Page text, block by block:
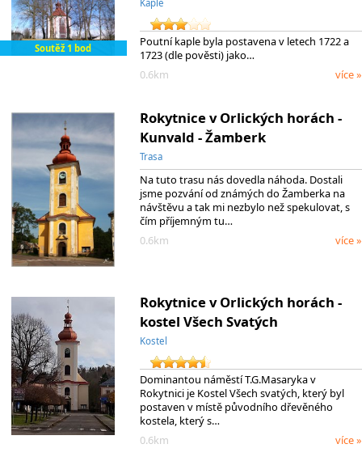
Soutěž 1 bod
Kaple
Poutní kaple byla postavena v letech 1722 a
1723 (dle pověsti) jako…
0.6km
více »
Rokytnice v Orlických horách -
Kunvald - Žamberk
Trasa
Na tuto trasu nás dovedla náhoda. Dostali
jsme pozvání od známých do Žamberka na
návštěvu a tak mi nezbylo než spekulovat, s
čím příjemným tu…
0.6km
více »
Rokytnice v Orlických horách -
kostel Všech Svatých
Kostel
Dominantou náměstí T.G.Masaryka v
Rokytnici je Kostel Všech svatých, který byl
postaven v místě původního dřevěného
kostela, který s…
0.6km
více »